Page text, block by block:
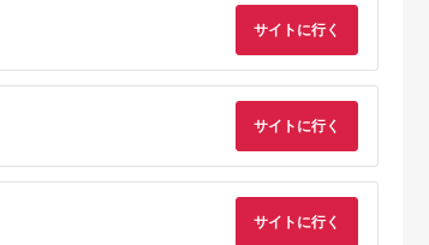
毛布団 打ち直し シ
10-006】
出典：ふるさとチョイ
2枚組【春夏用羽毛肌
掛け布団】洗える肌布
90％0.3kg日本製洗濯
可クリーム2枚セット
55,000
出典：ふるさとチョ
ベビー敷き布団 2点
ット （ ミニベビーベ
ッド用 約60×90cm
） 敷き布団 ＋ 敷き
とん用シーツ グリー
ン 彩子育て
14,000
サイトに行く
サイトに行く
サイトに行く